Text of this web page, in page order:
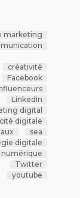
marketing
créativité
Facebook
LinkedIn
digital
digitale
sea
digitale
Twitter
youtube